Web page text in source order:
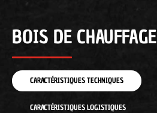
BOIS DE CHAUFFAGE
CARACTÉRISTIQUES TECHNIQUES
CARACTÉRISTIQUES LOGISTIQUES